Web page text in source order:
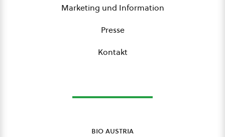
Marketing und Information
Presse
Kontakt
bio austria